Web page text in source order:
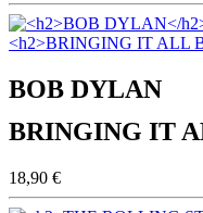
BOB DYLAN
BRINGING IT
18,90 €